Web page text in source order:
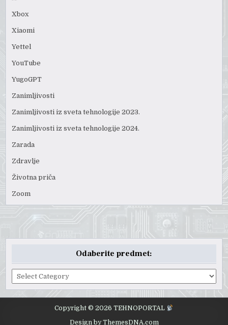
Xbox
Xiaomi
Yettel
YouTube
YugoGPT
Zanimljivosti
Zanimljivosti iz sveta tehnologije 2023.
Zanimljivosti iz sveta tehnologije 2024.
Zarada
Zdravlje
Životna priča
Zoom
Odaberite predmet:
Odaberite
predmet:
Copyright © 2026 TEHNOPORTAL
Design by ThemesDNA.com